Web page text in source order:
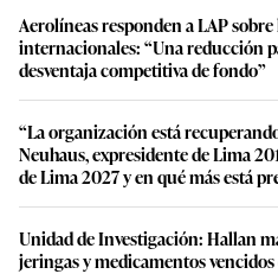
Aerolíneas responden a LAP sobre
internacionales: “Una reducción
desventaja competitiva de fondo”
“La organización está
Neuhaus, expresidente de Lima
de Lima 2027 y en qué más está
Unidad de Investigación: Hallan
jeringas y medicamentos